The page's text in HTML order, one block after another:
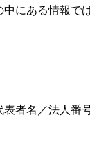
にある情報で
者名／法人番